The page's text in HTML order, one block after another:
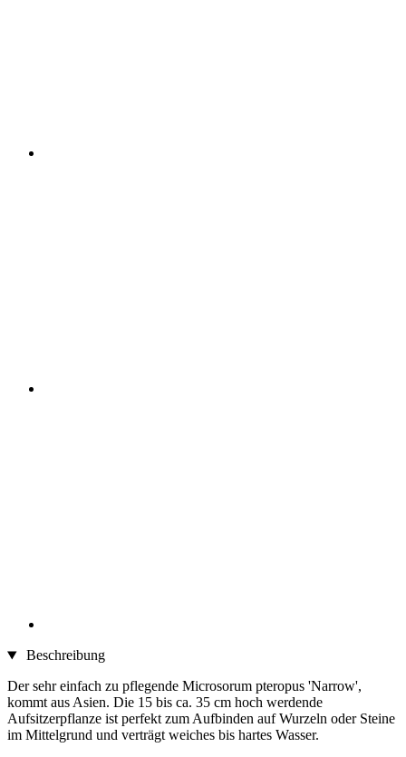
Beschreibung
Der sehr einfach zu pflegende Microsorum pteropus 'Narrow',
kommt aus Asien. Die 15 bis ca. 35 cm hoch werdende
Aufsitzerpflanze ist perfekt zum Aufbinden auf Wurzeln oder Steine
im Mittelgrund und verträgt weiches bis hartes Wasser.